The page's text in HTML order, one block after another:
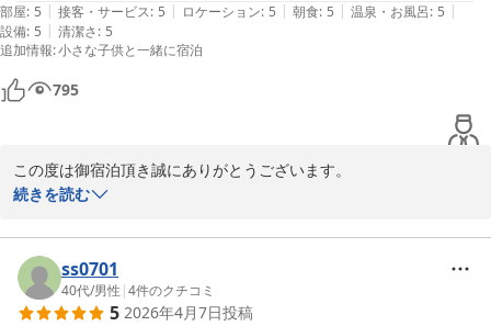
和室のお部屋に宿泊しましたが、お布団を敷きに来てくださったのはと
てもありがたかったです。
建物自体は経年を感じさせる部分はありますが、トイレなど所々新しい
大浴場の露天から見える夜景は壮観でした。浴場入り口横に、無料のア
イスキャンディがあるのは地味に嬉しかったです。
また、泊まりたいと思えるホテルでした。
部屋: 5 | 接客・サービス: 5 | ロケーション: 5 | 朝食: 5 | 温泉・お風呂: 5 |
設備: 5 | 清潔さ: 5
追加情報:小さな子供と一緒に宿泊
795
この度は御宿泊頂き誠にありがとうございます。
景色とサービスにつきましてお褒めの言葉を頂きありがとうござい
景色につきましては当館標高約170ｍの位置にあり、周りは遮るも
のが無くお部屋から夜景を一望する事が出来ます。世界遺産の世界
最古の現役クレーンや女神大橋のライトアップなど様々ご覧になれ
ます。またのお越しをお待ちしております。
続きを読む
ss0701
40代/男性 |4件のクチコミ
5 2026年4月7日投稿